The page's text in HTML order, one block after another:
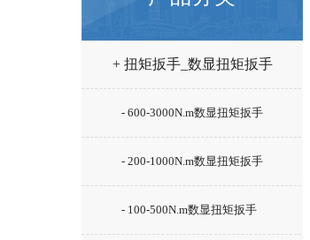
+ 扭矩扳手_数显扭矩扳手
- 600-3000N.m数显扭矩扳手
- 200-1000N.m数显扭矩扳手
- 100-500N.m数显扭矩扳手